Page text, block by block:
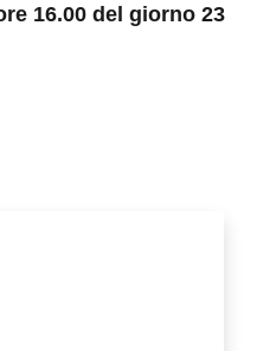
16.00 del giorno 23